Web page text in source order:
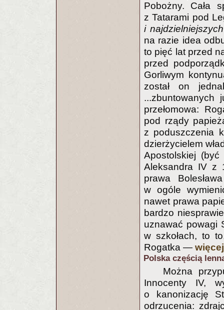
Pobożny. Cała
z Tatarami pod
i
na razie idea
to pięć lat przed
przed
Gorliwym
został on
...zbuntowanych
przełomowa:
pod rządy
z poduszczenia
dzierżycielem
Apostolskiej
Aleksandra IV z
prawa
w ogóle
nawet prawa
bardzo
uznawać powagi
w szkołach, to
Rogatka —
Polska częścią
Można
Innocenty IV,
o kanonizację
odrzucenia: